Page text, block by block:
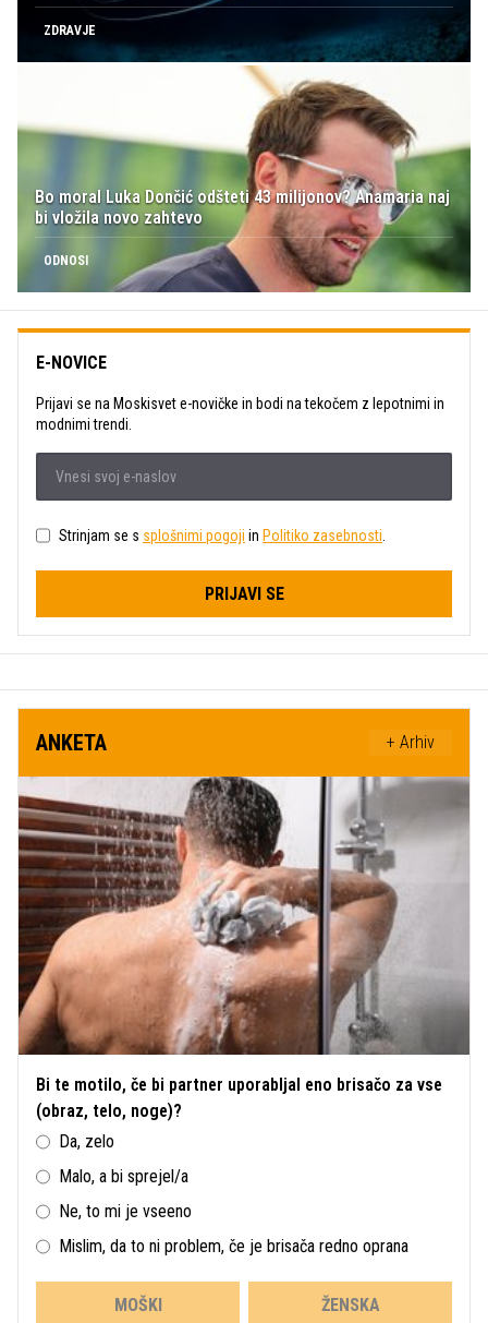
ZDRAVJE
Bo moral Luka Dončić odšteti 43 milijonov? Anamaria naj
bi vložila novo zahtevo
ODNOSI
E-NOVICE
Prijavi se na Moskisvet e-novičke in bodi na tekočem z lepotnimi in
modnimi trendi.
Strinjam se s splošnimi pogoji in Politiko zasebnosti
PRIJAVI SE
ANKETA + Arhiv
Bi te motilo, če bi partner uporabljal eno brisačo za vse
(obraz, telo, noge)?
Da, zelo
Malo, a bi sprejel/a
Ne, to mi je vseeno
Mislim, da to ni problem, če je brisača redno oprana
MOŠKI ŽENSKA